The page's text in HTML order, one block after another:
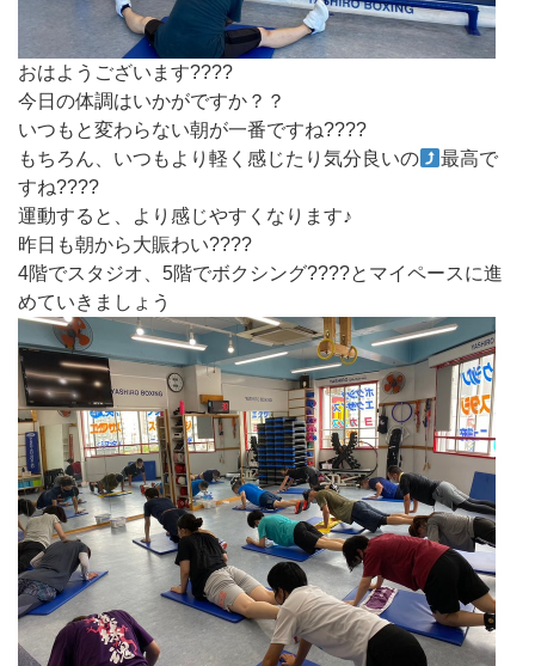
おはようございます????
今日の体調はいかがですか？？
いつもと変わらない朝が一番ですね????
もちろん、いつもより軽く感じたり気分良いの
最高で
すね????
運動すると、より感じやすくなります♪
昨日も朝から大賑わい????
4階でスタジオ、5階でボクシング????とマイペースに進
めていきましょう